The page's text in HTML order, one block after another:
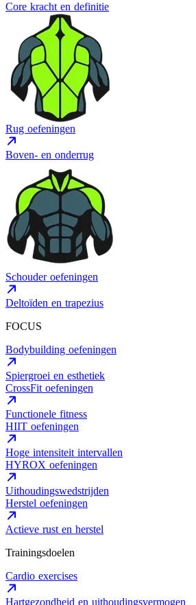
Core kracht en definitie
Rug oefeningen
Boven- en onderrug
Schouder oefeningen
Deltoïden en trapezius
FOCUS
Bodybuilding oefeningen
Spiergroei en esthetiek
CrossFit oefeningen
Functionele fitness
HIIT oefeningen
Hoge intensiteit intervallen
HYROX oefeningen
Uithoudingswedstrijden
Herstel oefeningen
Actieve rust en herstel
Trainingsdoelen
Cardio exercises
Hartgezondheid en uithoudingsvermogen